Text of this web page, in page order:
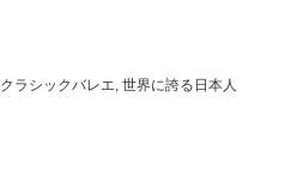
クラシックバレエ 世界に誇る日本人